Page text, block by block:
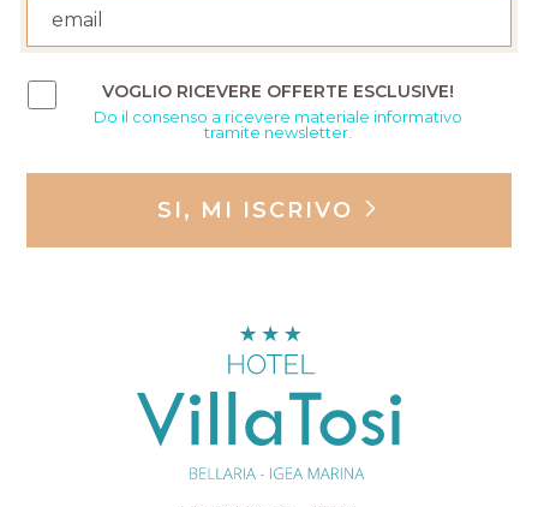
VOGLIO RICEVERE OFFERTE ESCLUSIVE!
Do il consenso a ricevere materiale informativo
tramite newsletter.
SI, MI ISCRIVO